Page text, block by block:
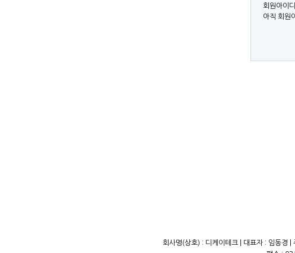
회원아이
아직 회원
회사명(상호) : 디케이테크 | 대표자 : 임동